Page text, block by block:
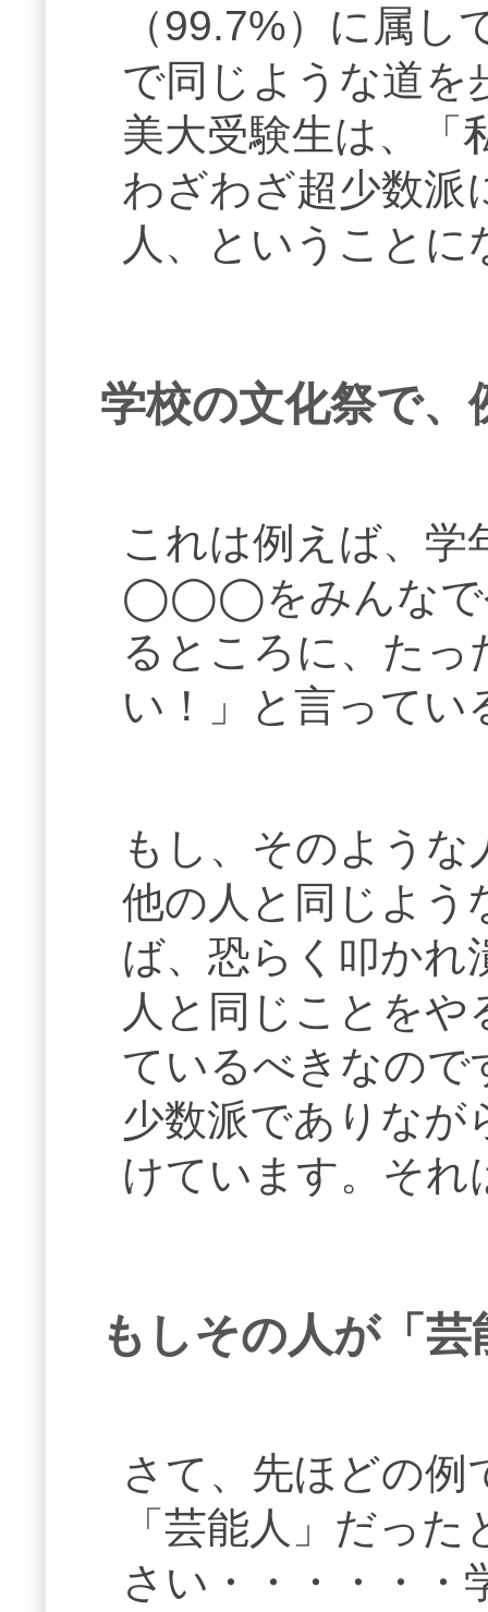
（99.7%）に属
で同じような道を
美大受験生は、「
わざわざ超少数派
人、ということに
学校の文化祭で
これは例えば、学
◯◯◯をみんなで
るところに、たっ
い！」と言ってい
もし、そのよう
他の人と同じよう
ば、恐らく叩かれ
人と同じことを
ているべきなので
少数派でありなが
けています。それ
もしその人が「
さて、先ほどの例
「芸能人」だっ
さい・・・・・・